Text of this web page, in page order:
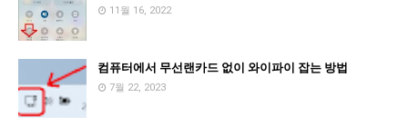
11월 16, 2022
컴퓨터에서 무선랜카드 없이 와이파이 잡는 방법
7월 22, 2023